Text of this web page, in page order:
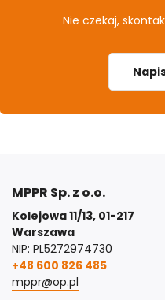
Nie czekaj,
MPPR Sp. z o.o.
Kolejowa 11/13, 01-217
Warszawa
NIP: PL5272974730
+48 600 826 485
mppr@op.pl